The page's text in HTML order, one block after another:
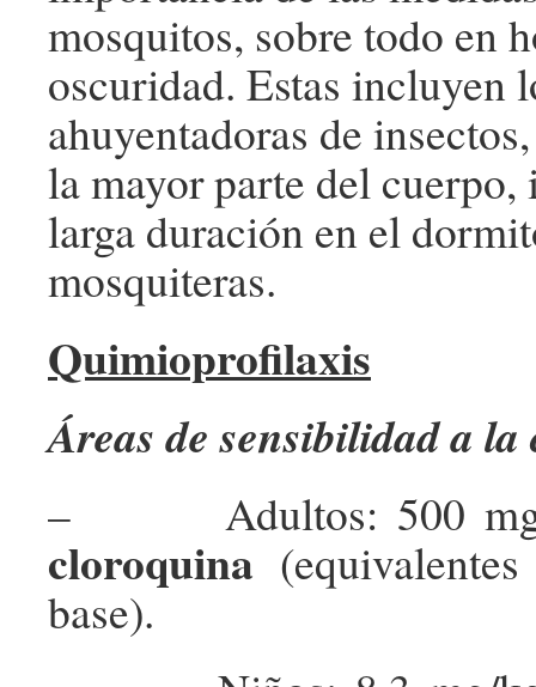
mosquitos, sobre todo en
oscuridad. Estas incluyen
ahuyentadoras de
la mayor parte del cuerpo,
larga duración en el
mosquiteras.
Quimioprofilaxis
Áreas de sensibilidad a
– Adultos: 500
cloroquina
base).